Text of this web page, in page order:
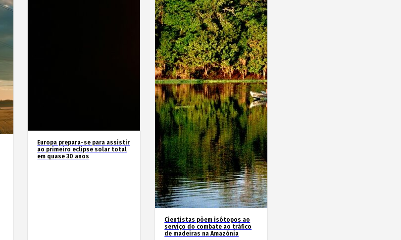
Europa prepara-se para assistir
ao primeiro eclipse solar total
em quase 30 anos
Cientistas põem isótopos ao
serviço do combate ao tráfico
de madeiras na Amazónia